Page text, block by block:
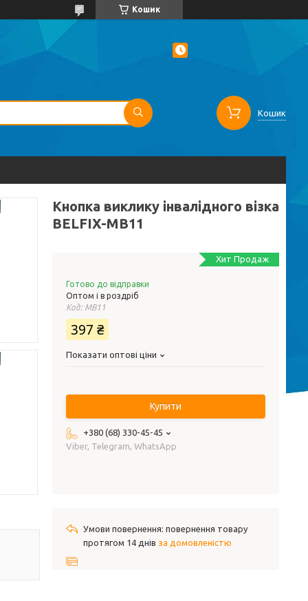
Кошик
Кошик
Кнопка виклику інвалідного візка
BELFIX-MB11
Хит Продаж
Готово до відправки
Оптом і в роздріб
Код: MB11
397 ₴
Показати оптові ціни
Купити
+380 (68) 330-45-45
Viber, Telegram, WhatsApp
повернення товару
протягом 14 днів за домовленістю